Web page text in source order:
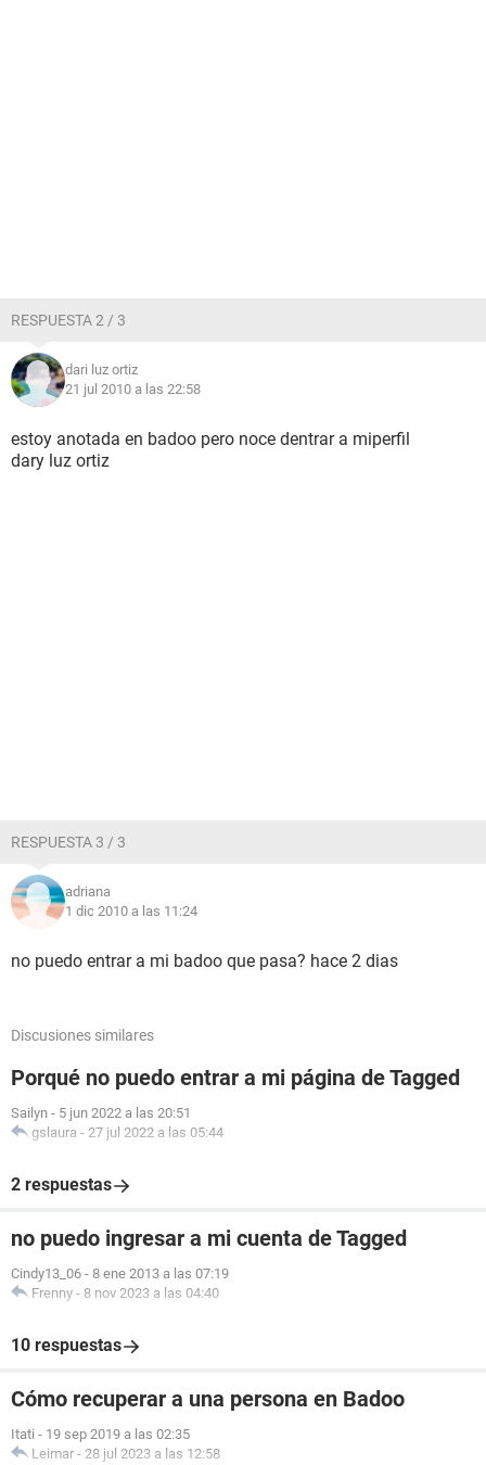
RESPUESTA 2 / 3
dari luz ortiz
21 jul 2010 a las 22:58
estoy anotada en badoo pero noce dentrar a miperfil
dary luz ortiz
RESPUESTA 3 / 3
adriana
1 dic 2010 a las 11:24
no puedo entrar a mi badoo que pasa? hace 2 dias
Discusiones similares
Porqué no puedo entrar a mi página de Tagged
Sailyn - 5 jun 2022 a las 20:51
gslaura - 27 jul 2022 a las 05:44
2 respuestas
no puedo ingresar a mi cuenta de Tagged
Cindy13_06 - 8 ene 2013 a las 07:19
Frenny - 8 nov 2023 a las 04:40
10 respuestas
Cómo recuperar a una persona en Badoo
Itati - 19 sep 2019 a las 02:35
Leimar - 28 jul 2023 a las 12:58